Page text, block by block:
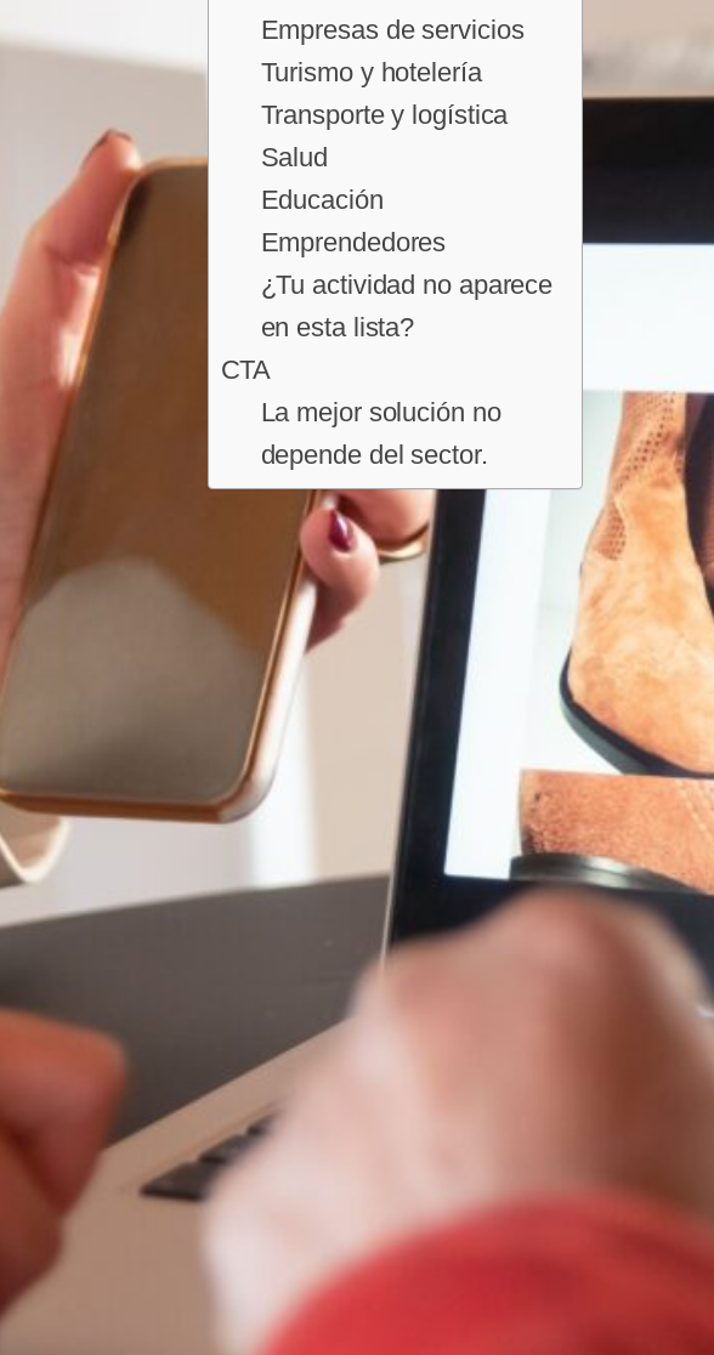
Empresas de servicios
Turismo y hotelería
Transporte y logística
Salud
Educación
Emprendedores
¿Tu actividad no aparece
en esta lista?
CTA
La mejor solución no
depende del sector.
Secciones
Cómo trabajamos
Contacto
Preguntas Frecuentes
Qué hacemos